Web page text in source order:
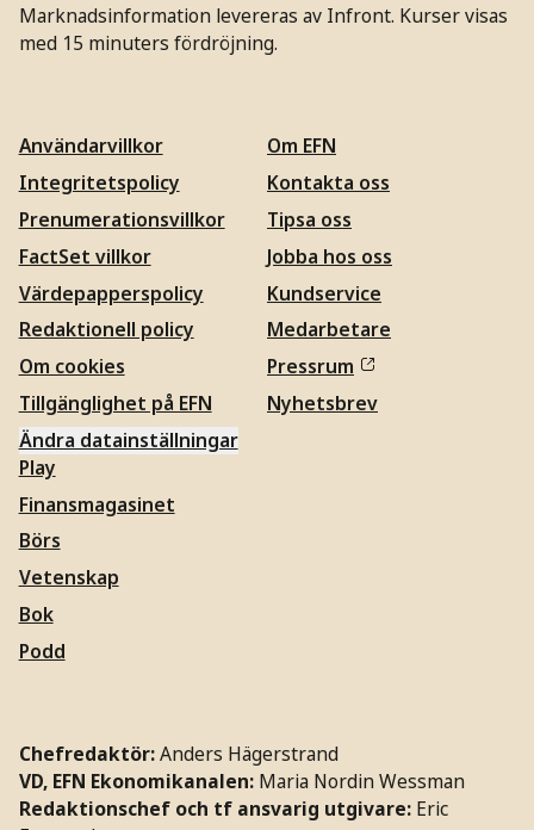
Marknadsinformation levereras av Infront. Kurser visas
med 15 minuters fördröjning.
Användarvillkor
Integritetspolicy
Prenumerationsvillkor
FactSet villkor
Värdepapperspolicy
Redaktionell policy
Om cookies
Tillgänglighet på EFN
Ändra datainställningar
Om EFN
Kontakta oss
Tipsa oss
Jobba hos oss
Kundservice
Medarbetare
Pressrum
Nyhetsbrev
Play
Finansmagasinet
Börs
Vetenskap
Bok
Podd
Chefredaktör:Anders Hägerstrand
VD, EFN Ekonomikanalen: Maria Nordin Wessman
Redaktionschef och tf ansvarig utgivare: Eric